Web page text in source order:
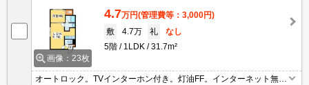
画像：23枚
4.7万円(管理費等：3,000円)
敷
4.7万 礼
なし
5階
1LDK 31.7m²
オートロック。TVインターホン付き。灯油FF。インターネット無